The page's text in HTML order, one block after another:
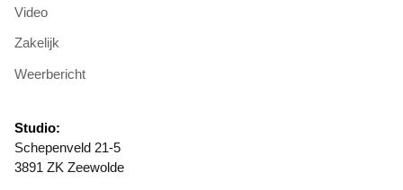
Video
Zakelijk
Weerbericht
Studio:
Schepenveld 21-5
3891 ZK Zeewolde